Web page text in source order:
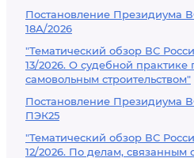
Постановление Президиума
18А/2026
"Тематический обзор ВС
13/2026. О судебной
самовольным строительством"
Постановление Президиума
ПЭК25
"Тематический обзор ВС
12/2026. По делам, связанным